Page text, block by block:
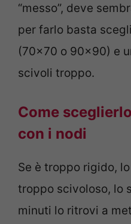
“messo”, deve
per farlo basta
(70×70 o 90×90) e
scivoli troppo.
Come
con i nodi
Se è troppo rigido,
troppo scivoloso, lo
minuti lo ritrovi a